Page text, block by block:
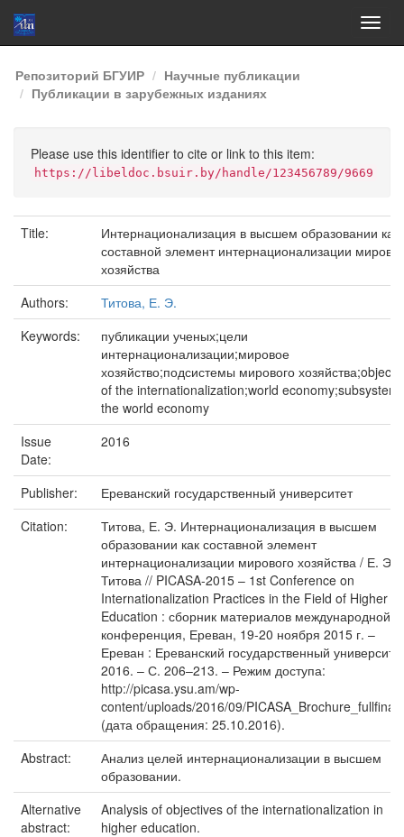
Skip
navigation
Репозиторий БГУИР
Научные публикации
Публикации в зарубежных изданиях
Please use this identifier to cite or link to this item:
https://libeldoc.bsuir.by/handle/123456789/9669
Title:
Интернационализация в высшем образовании как
составной элемент интернационализации
хозяйства
Authors:
Титова, Е. Э.
Keywords:
публикации ученых;цели
интернационализации;мировое
хозяйство;подсистемы мирового
of the internationalization;world economy;subsystem
the world economy
Issue
Date:
2016
Publisher:
Ереванский государственный университет
Citation:
Титова, Е. Э. Интернационализация в высшем
образовании как составной элемент
интернационализации мирового хозяйства / Е. Э.
Титова // PICASA-2015 – 1st Conference on
Internationalization Practices in the Field of Higher
Education : сборник материалов международной
конференция, Ереван, 19-20 ноября 2015 г. –
Ереван : Ереванский государственный
2016. – С. 206–213. – Режим доступа:
http://picasa.ysu.am/wp-
content/uploads/2016/09/
(дата обращения: 25.10.2016).
Abstract:
Анализ целей интернационализации в высшем
образовании.
Alternative
abstract:
Analysis of objectives of the internationalization in
higher education.